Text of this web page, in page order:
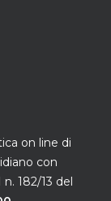
on line di
con
182/13 del